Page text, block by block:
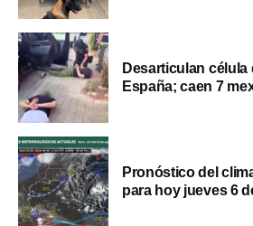
Desarticulan célula
España; caen 7
Pronóstico del
para hoy jueves 6